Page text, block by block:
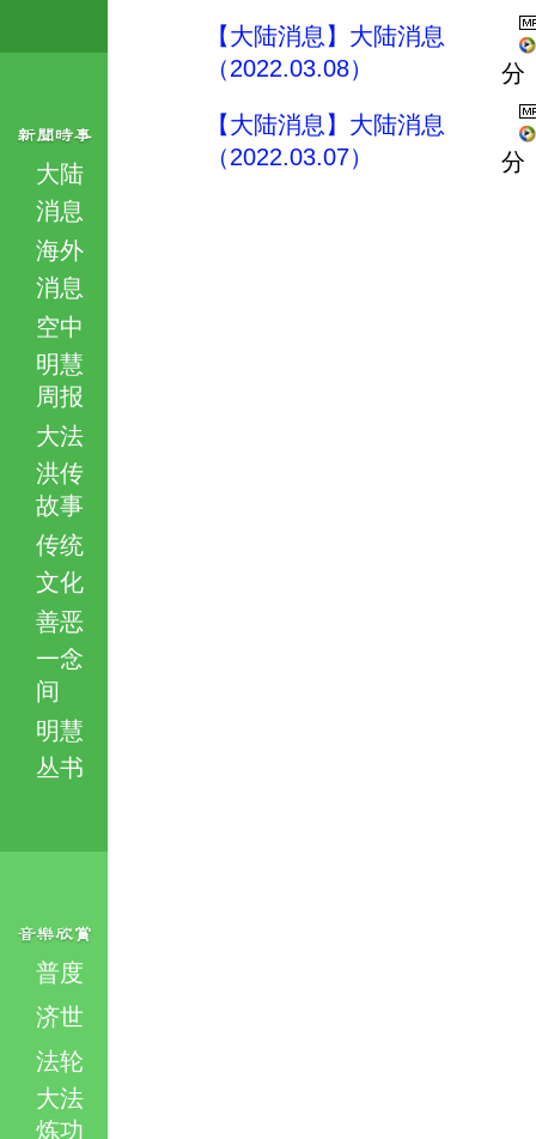
大陆
消息
海外
消息
空中
明慧
周报
大法
洪传
故事
传统
文化
善恶
一念
间
明慧
丛书
普度
济世
法轮
大法
炼功
【大陆消息】大陆消息
（2022.03.08）
分
【大陆消息】大陆消息
（2022.03.07）
分